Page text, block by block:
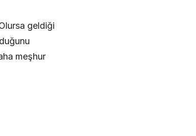
geldiği
meşhur